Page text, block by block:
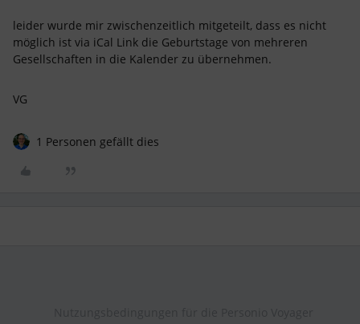
leider wurde mir zwischenzeitlich mitgeteilt, dass es nicht
möglich ist via iCal Link die Geburtstage von mehreren
Gesellschaften in die Kalender zu übernehmen.
VG
1 Personen gefällt dies